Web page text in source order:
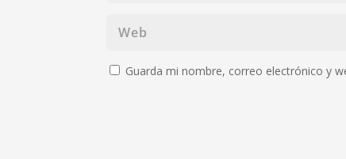
Guarda mi nombre, correo electrónico y